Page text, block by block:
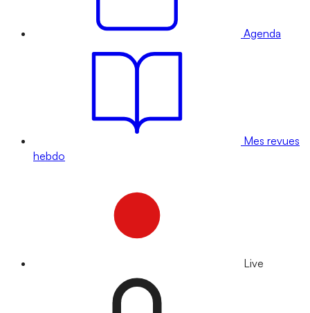
Agenda
Mes revues
hebdo
Live